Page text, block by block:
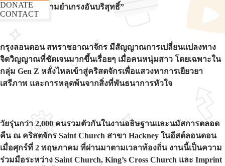
DONATE
CONTACT
คืน สัมผัส “ความยำเกรงอันบริสุทธิ์”
กรุงลอนดอน สหราชอาณาจักร มีสัญญาณการเปลี่ยนแปลงทาง
จิตวิญญาณที่ชัดเจนมากขึ้นเรื่อยๆ เมื่อคนหนุ่มสาว โดยเฉพาะใน
กลุ่ม Gen Z หลั่งไหลเข้าสู่คริสตจักรเพื่อแสวงหาการเยียวยา
เสรีภาพ และการหลุดพ้นจากสิ่งที่พันธนาการหัวใจ
วัยรุ่นกว่า 2,000 คนรวมตัวกันในงานอธิษฐานและนมัสการตลอด
คืน ณ คริสตจักร Saint Church สาขา Hackney ในอีสต์ลอนดอน
เมื่อศุกร์ที่ 2 พฤษภาคม ที่ผ่านมาตามเวลาท้องถิ่น งานนี้เป็นความ
ร่วมมือระหว่าง Saint Church, King’s Cross Church และ Imprint